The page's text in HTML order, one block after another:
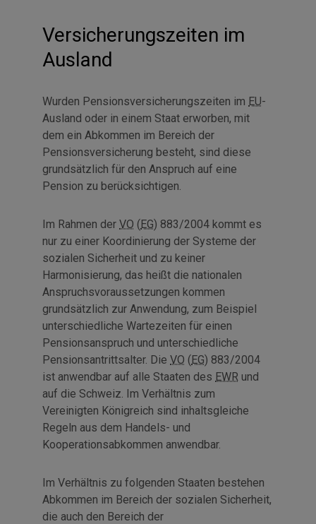
Versicherungszeiten im
Ausland
Wurden Pensionsversicherungszeiten im EU-
Ausland oder in einem Staat erworben, mit
dem ein Abkommen im Bereich der
Pensionsversicherung besteht, sind diese
grundsätzlich für den Anspruch auf eine
Pension zu berücksichtigen.
Im Rahmen der VO (EG) 883/2004 kommt es
nur zu einer Koordinierung der Systeme der
sozialen Sicherheit und zu keiner
Harmonisierung, das heißt die nationalen
Anspruchsvoraussetzungen kommen
grundsätzlich zur Anwendung, zum Beispiel
unterschiedliche Wartezeiten für einen
Pensionsanspruch und unterschiedliche
Pensionsantrittsalter. Die VO (EG) 883/2004
ist anwendbar auf alle Staaten des EWR und
auf die Schweiz. Im Verhältnis zum
Vereinigten Königreich sind inhaltsgleiche
Regeln aus dem Handels- und
Kooperationsabkommen anwendbar.
Im Verhältnis zu folgenden Staaten bestehen
Abkommen im Bereich der sozialen Sicherheit,
die auch den Bereich der